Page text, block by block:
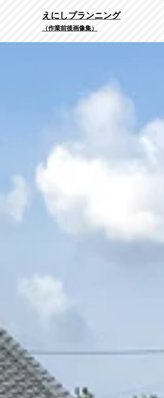
​えにしプランニング
（作業前後画像集）